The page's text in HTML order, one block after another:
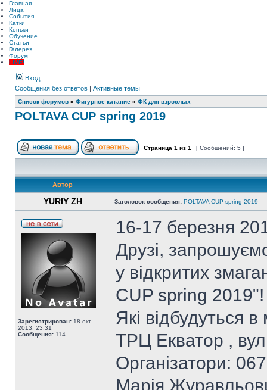
Главная
Лица
События
Катки
Коньки
Обучение
Статьи
Галерея
Форум
LIVE!
Вход
Сообщения без ответов | Активные темы
Список форумов » Фигурное катание » ФК для взрослых
POLTAVA CUP spring 2019
Страница 1 из 1 [ Сообщений: 5 ]
Автор
YURIY ZH Заголовок сообщения: POLTAVA CUP spring 2019
Зарегистрирован: 18 окт
2013, 23:31
Сообщения: 114
16-17 березня
Друзі,
у відкритих
CUP spring 2019"!
Які відбудуться в
ТРЦ Екватор ,
Організатори:
Марія